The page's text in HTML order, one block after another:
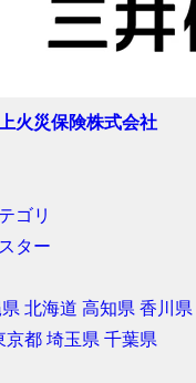
火災保険株式会社
ゴリ
ター
北海道 高知県 香川県
京都 埼玉県 千葉県